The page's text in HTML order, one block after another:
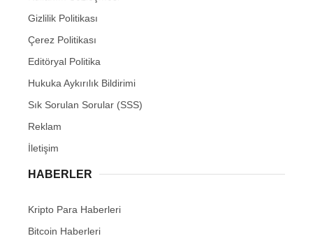
Gizlilik Politikası
Çerez Politikası
Editöryal Politika
Hukuka Aykırılık Bildirimi
Sık Sorulan Sorular (SSS)
Reklam
İletişim
HABERLER
Kripto Para Haberleri
Bitcoin Haberleri